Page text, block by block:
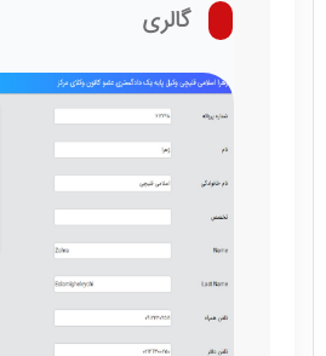
گالری